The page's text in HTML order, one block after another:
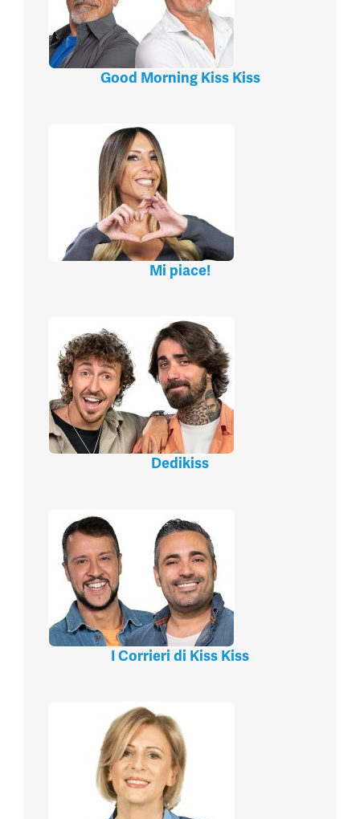
Good Morning Kiss Kiss
Mi piace!
Dedikiss
I Corrieri di Kiss Kiss